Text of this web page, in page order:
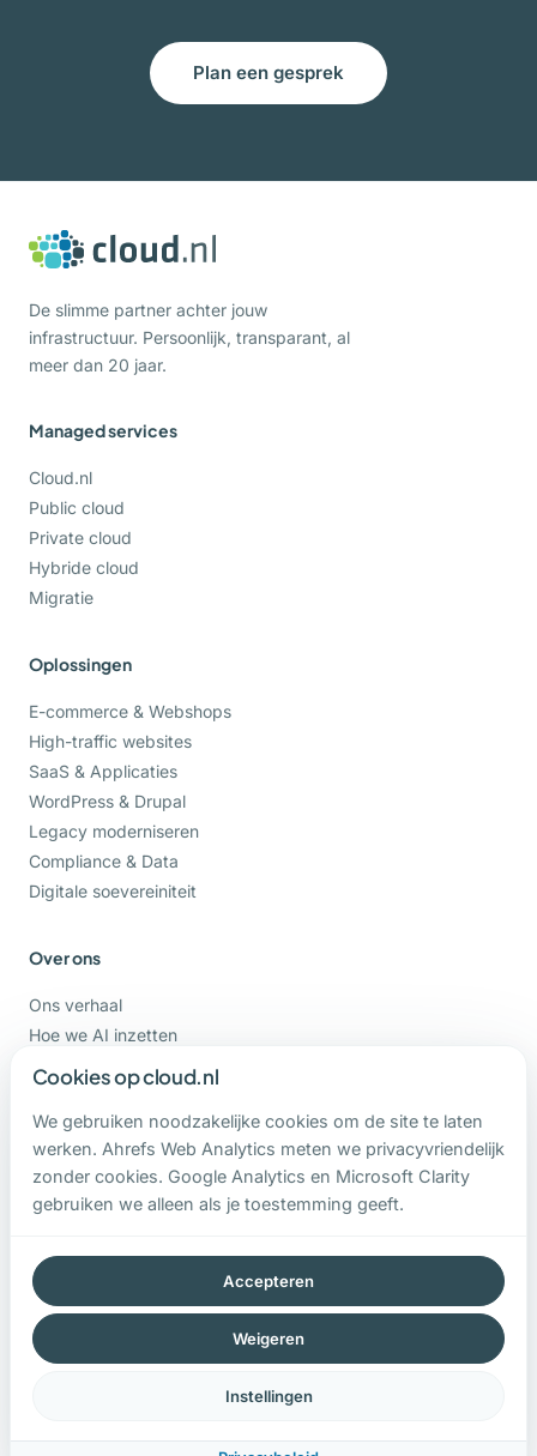
Plan een gesprek
De slimme partner achter jouw
infrastructuur. Persoonlijk, transparant, al
meer dan 20 jaar.
Managed services
Cloud.nl
Public cloud
Private cloud
Hybride cloud
Migratie
Oplossingen
E-commerce & Webshops
High-traffic websites
SaaS & Applicaties
WordPress & Drupal
Legacy moderniseren
Compliance & Data
Digitale soevereiniteit
Over ons
Ons verhaal
Hoe we AI inzetten
Vacatures
Contact
0800-CLOUDNL
Hoge Ham 93 b
5104 JC Dongen
© 2026 Cloud.nl
Cookies op cloud.nl
We gebruiken noodzakelijke cookies om de site te laten
werken. Ahrefs Web Analytics meten we privacyvriendelijk
zonder cookies. Google Analytics en Microsoft Clarity
gebruiken we alleen als je toestemming geeft.
Accepteren
Weigeren
Instellingen